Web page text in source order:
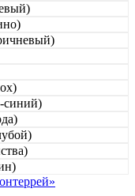
синий)